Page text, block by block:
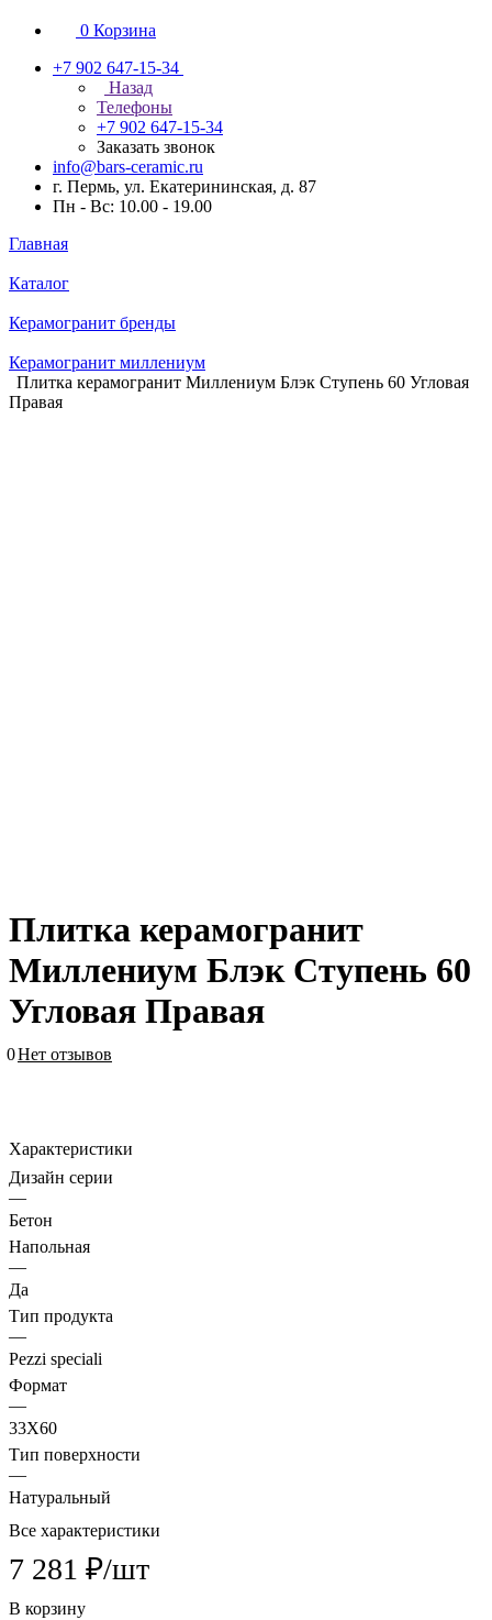
0 Корзина
+7 902 647-15-34
Назад
Телефоны
+7 902 647-15-34
Заказать звонок
info@bars-ceramic.ru
г. Пермь, ул. Екатерининская, д. 87
Пн - Вс: 10.00 - 19.00
Главная
Каталог
Керамогранит бренды
Керамогранит миллениум
Плитка керамогранит Миллениум Блэк Ступень 60 Угловая
Правая
Плитка керамогранит
Миллениум Блэк Ступень 60
Угловая Правая
0Нет отзывов
Характеристики
Дизайн серии
—
Бетон
Напольная
—
Да
Тип продукта
—
Pezzi speciali
Формат
—
33X60
Тип поверхности
—
Натуральный
Все характеристики
7 281 ₽/шт
В корзину